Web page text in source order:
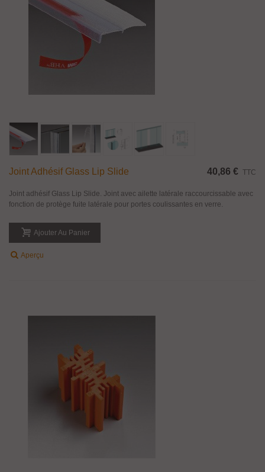
Joint Adhésif Glass Lip Slide 40,86 € TTC
Joint adhésif Glass Lip Slide. Joint avec ailette latérale raccourcissable avec
fonction de protège fuite latérale pour portes coulissantes en verre.
Ajouter Au Panier
Aperçu